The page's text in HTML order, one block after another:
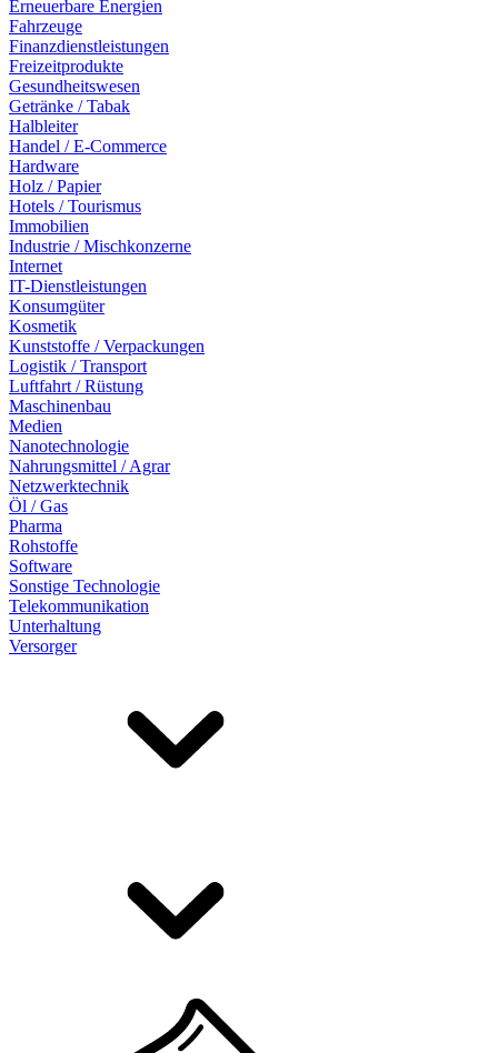
Erneuerbare Energien
Fahrzeuge
Finanzdienstleistungen
Freizeitprodukte
Gesundheitswesen
Getränke / Tabak
Halbleiter
Handel / E-Commerce
Hardware
Holz / Papier
Hotels / Tourismus
Immobilien
Industrie / Mischkonzerne
Internet
IT-Dienstleistungen
Konsumgüter
Kosmetik
Kunststoffe / Verpackungen
Logistik / Transport
Luftfahrt / Rüstung
Maschinenbau
Medien
Nanotechnologie
Nahrungsmittel / Agrar
Netzwerktechnik
Öl / Gas
Pharma
Rohstoffe
Software
Sonstige Technologie
Telekommunikation
Unterhaltung
Versorger